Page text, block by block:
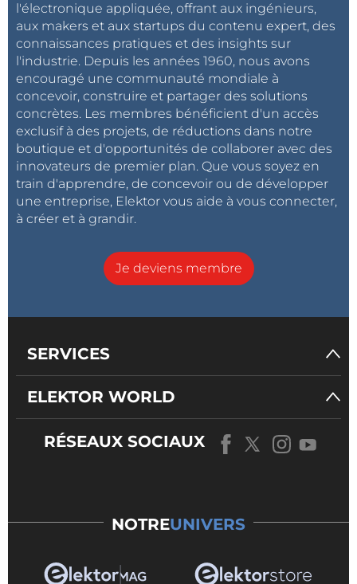
l'électronique appliquée, offrant aux ingénieurs,
aux makers et aux startups du contenu expert, des
connaissances pratiques et des insights sur
l'industrie. Depuis les années 1960, nous avons
encouragé une communauté mondiale à
concevoir, construire et partager des solutions
concrètes. Les membres bénéficient d'un accès
exclusif à des projets, de réductions dans notre
boutique et d'opportunités de collaborer avec des
innovateurs de premier plan. Que vous soyez en
train d'apprendre, de concevoir ou de développer
une entreprise, Elektor vous aide à vous connecter,
à créer et à grandir.
Je deviens membre
SERVICES
ELEKTOR WORLD
RÉSEAUX SOCIAUX
NOTREUNIVERS